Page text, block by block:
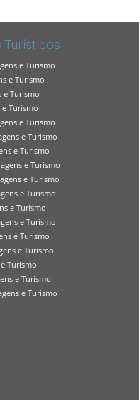
Turísticos
e Turismo
e Turismo
e Turismo
Turismo
e Turismo
e Turismo
e Turismo
e Turismo
e Turismo
e Turismo
e Turismo
e Turismo
e Turismo
e Turismo
Turismo
e Turismo
e Turismo